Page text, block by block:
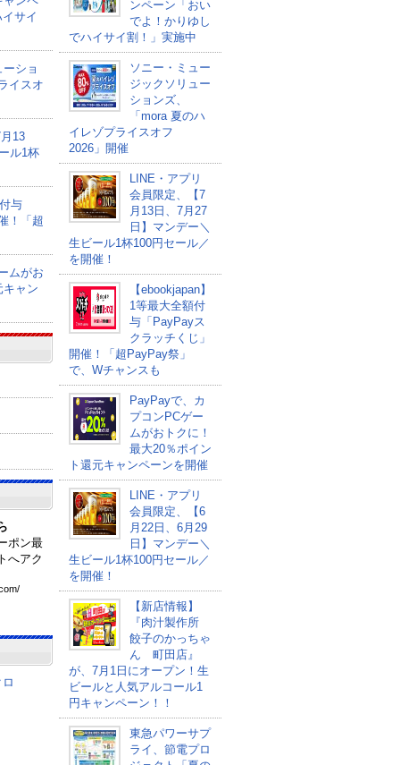
サイ
ショ
イスオ
13
ル1杯
与
！「超
ムがお
キャン
ポン最
へアク
/
ンペーン「おい
でよ！かりゆし
でハイサイ割！」実施中
ソニー・ミュー
ジックソリュー
ションズ、
「mora 夏のハ
イレゾプライスオフ
2026」開催
LINE・アプリ
会員限定、【7
月13日、7月27
日】マンデー＼
生ビール1杯100円セール／
を開催！
【ebookjapan】
1等最大全額付
与「PayPayス
クラッチくじ」
開催！「超PayPay祭」
で、Wチャンスも
PayPayで、カ
プコンPCゲー
ムがおトクに！
最大20％ポイン
ト還元キャンペーンを開催
LINE・アプリ
会員限定、【6
月22日、6月29
日】マンデー＼
生ビール1杯100円セール／
を開催！
【新店情報】
『肉汁製作所
餃子のかっちゃ
ん 町田店』
が、7月1日にオープン！生
ビールと人気アルコール1
円キャンペーン！！
東急パワーサプ
ライ、節電プロ